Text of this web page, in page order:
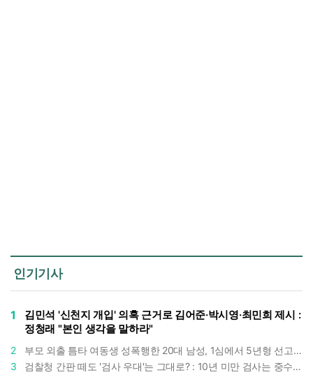
인기기사
1
김민석 '신천지 개입' 의혹 근거로 김어준·박시영·최민희 제시 :
정청래 "본인 생각을 말하라"
2
부모 외출 틈타 여동생 성폭행한 20대 남성, 1심에서 5년형 선고 : 친족 간 '암수범죄'의 심각성
3
검찰청 간판 떼도 '검사 우대'는 그대로? : 10년 미만 검사는 중수청 4급 수사관으로 직행한다